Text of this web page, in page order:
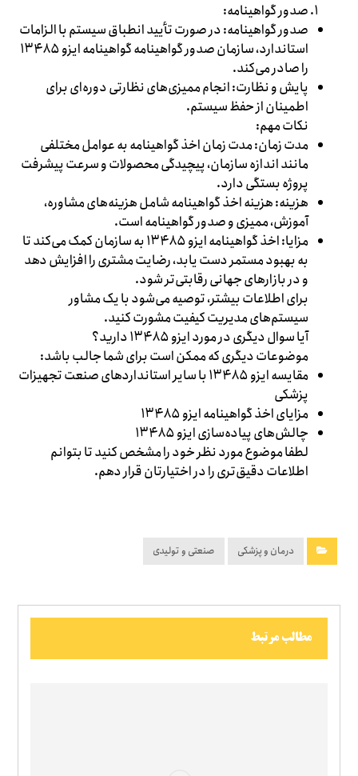
صدور گواهینامه:
صدور گواهینامه: در صورت تأیید انطباق سیستم با الزامات
استاندارد، سازمان صدور گواهینامه گواهینامه ایزو ۱۳۴۸۵
را صادر می‌کند.
پایش و نظارت: انجام ممیزی‌های نظارتی دوره‌ای برای
اطمینان از حفظ سیستم.
نکات مهم:
مدت زمان: مدت زمان اخذ گواهینامه به عوامل مختلفی
مانند اندازه سازمان، پیچیدگی محصولات و سرعت پیشرفت
پروژه بستگی دارد.
هزینه: هزینه اخذ گواهینامه شامل هزینه‌های مشاوره،
آموزش، ممیزی و صدور گواهینامه است.
مزایا: اخذ گواهینامه ایزو ۱۳۴۸۵ به سازمان کمک می‌کند تا
به بهبود مستمر دست یابد، رضایت مشتری را افزایش دهد
و در بازارهای جهانی رقابتی‌تر شود.
برای اطلاعات بیشتر، توصیه می‌شود با یک مشاور
سیستم‌های مدیریت کیفیت مشورت کنید.
آیا سوال دیگری در مورد ایزو ۱۳۴۸۵ دارید؟
موضوعات دیگری که ممکن است برای شما جالب باشد:
مقایسه ایزو ۱۳۴۸۵ با سایر استانداردهای صنعت تجهیزات
پزشکی
مزایای اخذ گواهینامه ایزو ۱۳۴۸۵
چالش‌های پیاده‌سازی ایزو ۱۳۴۸۵
لطفا موضوع مورد نظر خود را مشخص کنید تا بتوانم
اطلاعات دقیق‌تری را در اختیارتان قرار دهم.
درمان و پزشکی صنعتی و تولیدی
مطالب مرتبط